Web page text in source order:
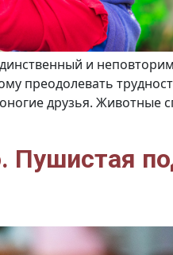
и
преодолевать
друзья. Животные
Пушистая